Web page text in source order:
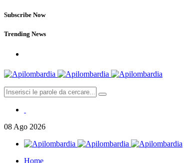
Subscribe Now
Trending News
08 Ago 2026
Home